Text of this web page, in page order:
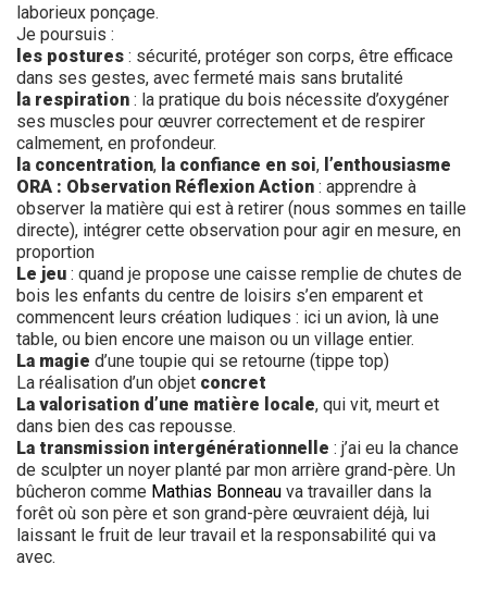
laborieux ponçage.
Je poursuis :
les postures : sécurité, protéger son corps, être efficace
dans ses gestes, avec fermeté mais sans brutalité
la respiration : la pratique du bois nécessite d’oxygéner
ses muscles pour œuvrer correctement et de respirer
calmement, en profondeur.
la concentration, la confiance en soi, l’enthousiasme
ORA : Observation Réflexion Action : apprendre à
observer la matière qui est à retirer (nous sommes en taille
directe), intégrer cette observation pour agir en mesure, en
proportion
Le jeu : quand je propose une caisse remplie de chutes de
bois les enfants du centre de loisirs s’en emparent et
commencent leurs création ludiques : ici un avion, là une
table, ou bien encore une maison ou un village entier.
La magie d’une toupie qui se retourne (tippe top)
La réalisation d’un objet concret
La valorisation d’une matière locale, qui vit, meurt et
dans bien des cas repousse.
La transmission intergénérationnelle : j’ai eu la chance
de sculpter un noyer planté par mon arrière grand-père. Un
bûcheron comme Mathias Bonneau va travailler dans la
forêt où son père et son grand-père œuvraient déjà, lui
laissant le fruit de leur travail et la responsabilité qui va
avec.